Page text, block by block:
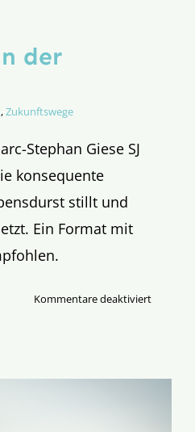
der
,Zukunftswege
Stephan Giese SJ
konsequente
stillt und
Ein Format mit
Kommentare deaktiviertfür